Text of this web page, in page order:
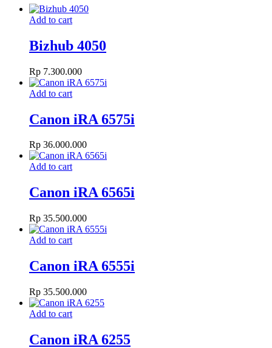
Add to cart
Bizhub 4050
Rp 7.300.000
Add to cart
Canon iRA 6575i
Rp 36.000.000
Add to cart
Canon iRA 6565i
Rp 35.500.000
Add to cart
Canon iRA 6555i
Rp 35.500.000
Add to cart
Canon iRA 6255